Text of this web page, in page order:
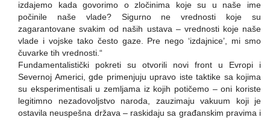
izdajemo kada govorimo o zločinima koje su u naše ime
počinile naše vlade? Sigurno ne vrednosti koje su
zagarantovane svakim od naših ustava – vrednosti koje naše
vlade i vojske tako često gaze. Pre nego ‘izdajnice’, mi smo
čuvarke tih vrednosti.“
Fundamentalistički pokreti su otvorili novi front u Evropi i
Severnoj Americi, gde primenjuju upravo iste taktike sa kojima
su eksperimentisali u zemljama iz kojih potičemo – oni koriste
legitimno nezadovoljstvo naroda, zauzimaju vakuum koji je
ostavila neuspešna država – raskidaju sa građanskim pravima i